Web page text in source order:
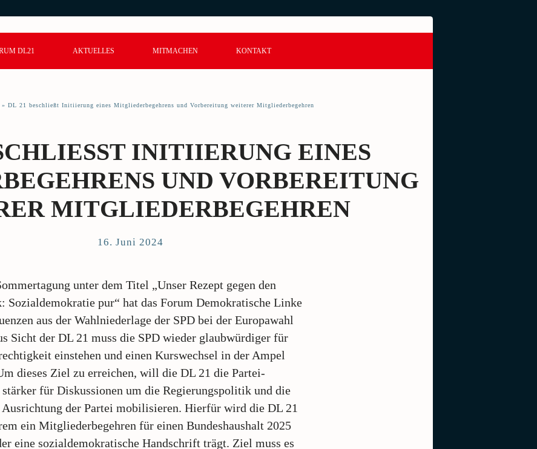
DL21 AKTUELLES MITMACHEN KONTAKT
» DL 21 beschließt Initiierung eines Mitgliederbegehrens und Vorbereitung weiterer Mitgliederbegehren
INITIIERUNG EINES M
UND VORBEREITUNG W
MITGLIEDERBEGEHREN
16. Juni 2024
unter dem Titel „Unser Rezept gegen den
Sozialdemokratie pur“ hat das Forum Demokratische Linke
aus der Wahlniederlage der SPD bei der Europawahl
Sicht der DL 21 muss die SPD wieder glaubwürdiger für
einstehen und einen Kurswechsel in der Ampel
dieses Ziel zu erreichen, will die DL 21 die Partei-
für Diskussionen um die Regierungspolitik und die
der Partei mobilisieren. Hierfür wird die DL 21
ein Mitgliederbegehren für einen Bundeshaushalt 2025
eine sozialdemokratische Handschrift trägt. Ziel muss es